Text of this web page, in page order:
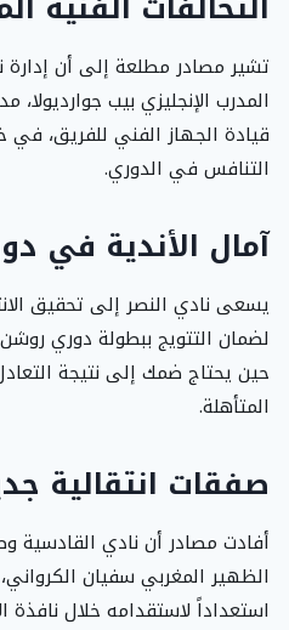
تشير مصادر مطلعة إلى أن
المدرب الإنجليزي بيب
قيادة الجهاز الفني للفريق،
التنافس في الدوري.
آمال الأندية في
يسعى نادي النصر إلى تحقيق
لضمان التتويج ببطولة دوري
حين يحتاج ضمك إلى نتيجة
المتأهلة.
صفقات انتقالية
أفادت مصادر أن نادي
الظهير المغربي سفيان
استعداداً لاستقدامه خلال نافذة